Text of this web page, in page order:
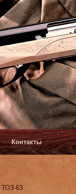
Контакты
ТОЗ-63